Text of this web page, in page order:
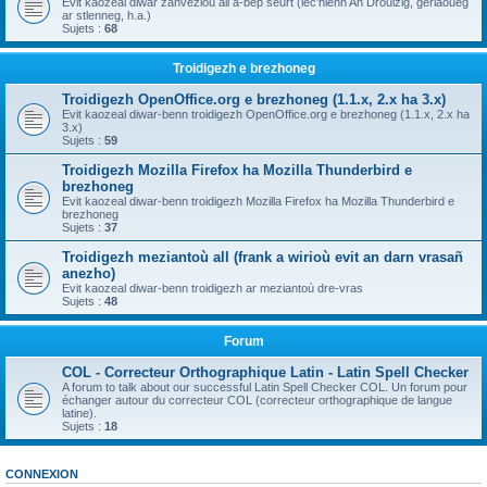
ar stlenneg, h.a.)
Sujets : 68
Troidigezh e brezhoneg
Troidigezh OpenOffice.org e brezhoneg (1.1.x, 2.x ha 3.x)
Evit kaozeal diwar-benn troidigezh OpenOffice.org e brezhoneg (1.1.x, 2.x ha
3.x)
Sujets : 59
Troidigezh Mozilla Firefox ha Mozilla Thunderbird e
brezhoneg
Evit kaozeal diwar-benn troidigezh Mozilla Firefox ha Mozilla Thunderbird e
brezhoneg
Sujets : 37
Troidigezh meziantoù all (frank a wirioù evit an darn vrasañ
anezho)
Evit kaozeal diwar-benn troidigezh ar meziantoù dre-vras
Sujets : 48
Forum
COL - Correcteur Orthographique Latin - Latin Spell Checker
A forum to talk about our successful Latin Spell Checker COL. Un forum pour
échanger autour du correcteur COL (correcteur orthographique de langue
latine).
Sujets : 18
CONNEXION